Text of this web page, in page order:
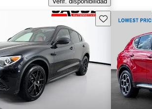
Guarda este Aviso